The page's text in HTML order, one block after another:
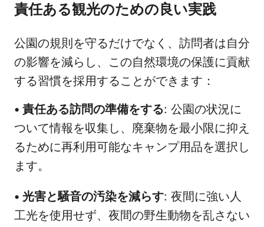
責任ある観光のための良い実践
公園の規則を守るだけでなく、訪問者は自分
の影響を減らし、この自然環境の保護に貢献
する習慣を採用することができます：
• 責任ある訪問の準備をする: 公園の状況に
ついて情報を収集し、廃棄物を最小限に抑え
るために再利用可能なキャンプ用品を選択し
ます。
• 光害と騒音の汚染を減らす: 夜間に強い人
工光を使用せず、夜間の野生動物を乱さない